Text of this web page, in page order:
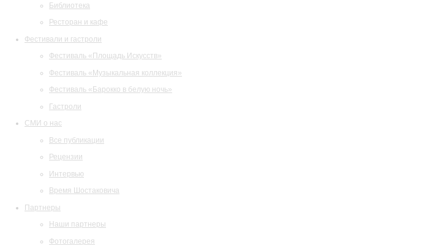
Библиотека
Ресторан и кафе
Фестивали и гастроли
Фестиваль «Площадь Искусств»
Фестиваль «Музыкальная коллекция»
Фестиваль «Барокко в белую ночь»
Гастроли
СМИ о нас
Все публикации
Рецензии
Интервью
Время Шостаковича
Партнеры
Наши партнеры
Фотогалерея